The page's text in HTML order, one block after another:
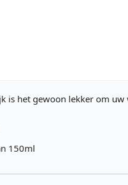
is het gewoon lekker om uw
150ml